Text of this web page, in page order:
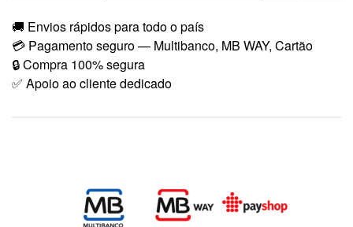
🚚 Envios rápidos para todo o país
💳 Pagamento seguro — Multibanco, MB WAY, Cartão
🔒 Compra 100% segura
✅ Apoio ao cliente dedicado